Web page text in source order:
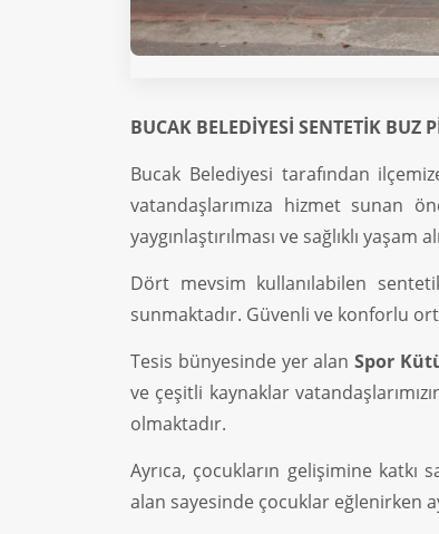
BUCAK BELEDİYESİ SENTETİK BUZ
Bucak Belediyesi tarafından
vatandaşlarımıza hizmet sunan
yaygınlaştırılması ve sağlıklı
Dört mevsim kullanılabilen
sunmaktadır. Güvenli ve konforlu
Tesis bünyesinde yer alanSpor
ve çeşitli kaynaklar
olmaktadır.
Ayrıca, çocukların gelişimine katkı
alan sayesinde çocuklar eğlenirken